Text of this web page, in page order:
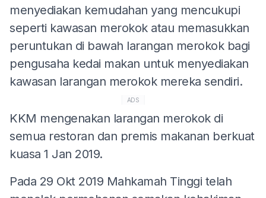
menyediakan kemudahan yang mencukupi
seperti kawasan merokok atau memasukkan
peruntukan di bawah larangan merokok bagi
pengusaha kedai makan untuk menyediakan
kawasan larangan merokok mereka sendiri.
ADS
KKM mengenakan larangan merokok di
semua restoran dan premis makanan berkuat
kuasa 1 Jan 2019.
Pada 29 Okt 2019 Mahkamah Tinggi telah